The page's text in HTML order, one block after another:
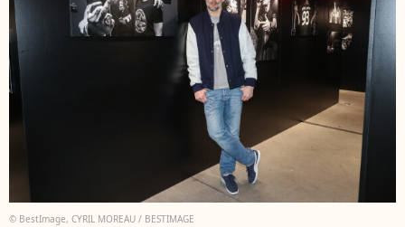
© BestImage, CYRIL MOREAU / BESTIMAGE